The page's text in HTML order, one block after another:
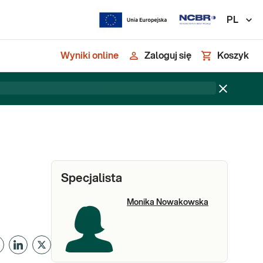
PL
Wyniki online Zaloguj się Koszyk
Specjalista
Monika Nowakowska